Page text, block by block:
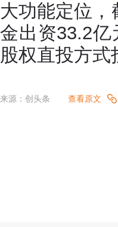
大功能定位
金出资33.2
股权直投方
来源：创头条 查看原文